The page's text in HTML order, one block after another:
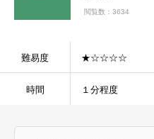
閲覧数：3634
難易度 ★☆☆☆☆
時間 １分程度